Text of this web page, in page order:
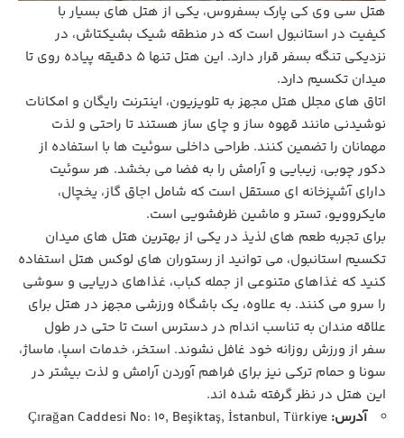
هتل سی وی کی پارک بسفروس، یکی از هتل‌ های بسیار با
کیفیت در استانبول است که در منطقه شیک بشیکتاش، در
نزدیکی تنگه بسفر قرار دارد. این هتل تنها 5 دقیقه پیاده روی تا
میدان تکسیم دارد.
اتاق‌ های مجلل هتل مجهز به تلویزیون، اینترنت رایگان و امکانات
نوشیدنی مانند قهوه ساز و چای ساز هستند تا راحتی و لذت
مهمانان را تضمین کنند. طراحی داخلی سوئیت‌ ها با استفاده از
دکور چوبی، زیبایی و آرامش را به فضا می ‌بخشد. هر سوئیت
دارای آشپزخانه ‌ای مستقل است که شامل اجاق گاز، یخچال،
مایکروویو، تستر و ماشین ظرفشویی است.
برای تجربه طعم‌ های لذیذ در یکی از بهترین هتل‌ های میدان
تکسیم استانبول، می ‌توانید از رستوران‌ های لوکس هتل استفاده
کنید که غذاهای متنوعی از جمله کباب، غذاهای دریایی و سوشی
را سرو می کنند. به علاوه، یک باشگاه ورزشی مجهز در هتل برای
علاقه ‌مندان به تناسب اندام در دسترس است تا حتی در طول
سفر از ورزش روزانه خود غافل نشوند. استخر، خدمات اسپا، ماساژ،
سونا و حمام ترکی نیز برای فراهم آوردن آرامش و لذت بیشتر در
این هتل در نظر گرفته شده اند.
آدرس: